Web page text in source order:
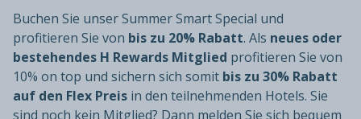
Buchen Sie unser Summer Smart Special und
profitieren Sie von bis zu 20% Rabatt. Als neues oder
bestehendes H Rewards Mitglied profitieren Sie von
10% on top und sichern sich somit bis zu 30% Rabatt
auf den Flex Preis in den teilnehmenden Hotels. Sie
sind noch kein Mitglied? Dann melden Sie sich bequem